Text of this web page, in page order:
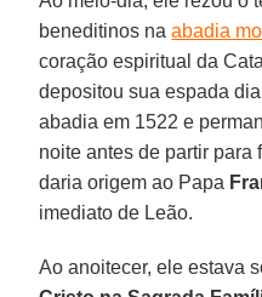
beneditinos naabadia
coração espiritual da
depositou sua espada
abadia em 1522 e
noite antes de partir para
daria origem ao Papa
imediato de Leão.
Ao anoitecer, ele estava